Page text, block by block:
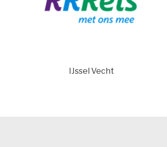
IJssel Vecht